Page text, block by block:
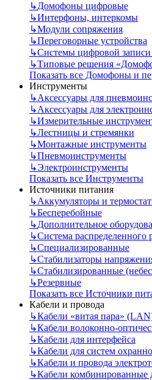
↳Домофоны цифровые
↳Интерфоны, интеркомы
↳Модули сопряжения
↳Переговорные устройства
↳Системы цифровой
↳Типовые решения
Показать все Домофоны и
Инструменты
↳Аксессуары для
↳Аксессуары для
↳Измерительные
↳Лестницы и стремянки
↳Монтажные инструменты
↳Пневмоинструменты
↳Электроинструменты
Показать все Инструменты
Источники питания
↳Аккумуляторы и
↳Бесперебойные
↳Дополнительное
↳Система распределенного
↳Специализированные
↳Стабилизаторы
↳Стабилизированные
↳Резервные
Показать все Источники
Кабели и провода
↳Кабели «витая пара»
↳Кабели волоконно-
↳Кабели для интерфейса
↳Кабели для систем
↳Кабели и провода
↳Кабели комбинированные